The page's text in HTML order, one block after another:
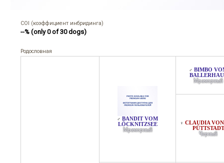
COI (коэффициент инбридинга)
--% (only 0 of 30 dogs)
Родословная
♂ BANDIT VOM
LÖCKNITZSEE
Мраморный
♂ BIMBO
Мраморный
♀ CLAUDIA
PÜTTSTADT
Черный